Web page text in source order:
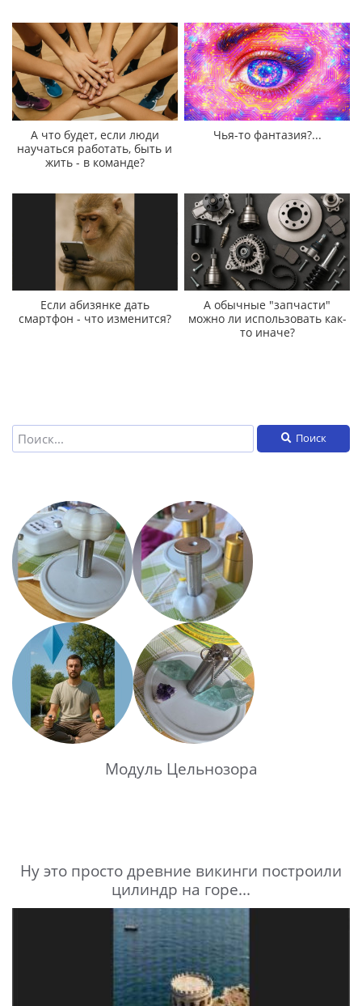
А что будет, если люди
научаться работать, быть и
жить - в команде?
Чья-то фантазия?...
Если абизянке дать
смартфон - что изменится?
А обычные "запчасти"
можно ли использовать как-
то иначе?
Поиск
Модуль Цельнозора
Ну это просто древние викинги построили
цилиндр на горе...